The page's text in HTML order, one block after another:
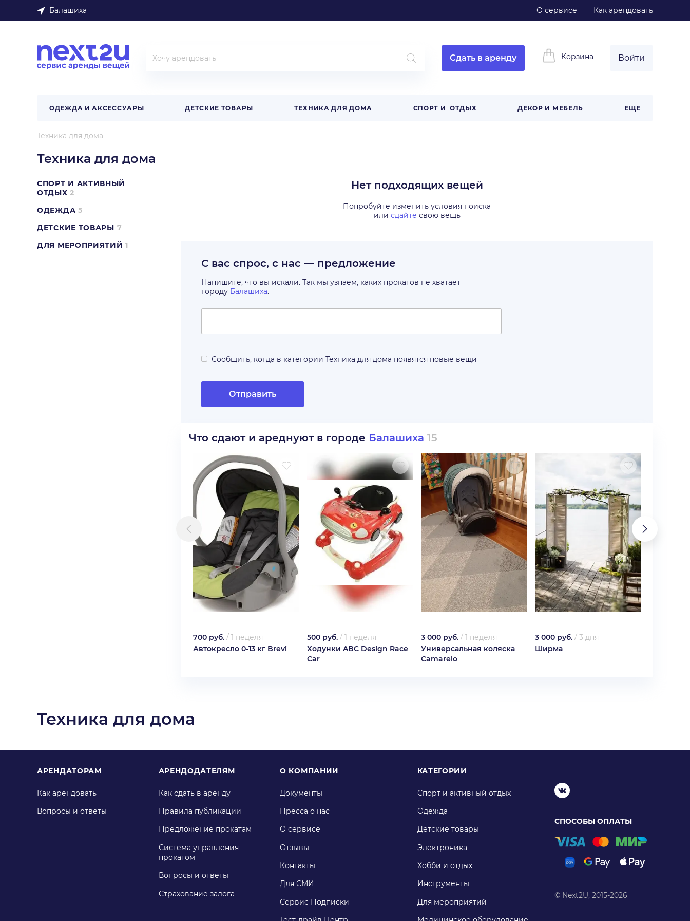
Балашиха О сервисе Как арендовать
Сдать в аренду Корзина Войти
ОДЕЖДА И АКСЕССУАРЫ ДЕТСКИЕ ТОВАРЫ ТЕХНИКА ДЛЯ ДОМА СПОРТ И ОТДЫХ ДЕКОР И МЕБЕЛЬ ЕЩЕ
Техника для дома
Техника для дома
СПОРТ И АКТИВНЫЙ
ОТДЫХ 2
ОДЕЖДА 5
ДЕТСКИЕ ТОВАРЫ 7
ДЛЯ МЕРОПРИЯТИЙ 1
Нет подходящих вещей
Попробуйте изменить условия поиска
или сдайте свою вещь
С вас спрос, с нас — предложение
Напишите, что вы искали. Так мы узнаем, каких прокатов не хватает
городу Балашиха.
Сообщить, когда в категории Техника для дома появятся новые вещи
Отправить
Что сдают и ареднуют в городе Балашиха 15
700 руб. / 1 неделя
Автокресло 0-13 кг Brevi
500 руб. / 1 неделя
Ходунки ABC Design Race
Car
3 000 руб. / 1 неделя
Универсальная коляска
Camarelo
3 000 руб. / 3 дня
Ширма
Техника для дома
АРЕНДАТОРАМ
Как арендовать
Вопросы и ответы
АРЕНДОДАТЕЛЯМ
Как сдать в аренду
Правила публикации
Предложение прокатам
Система управления
прокатом
Вопросы и ответы
Страхование залога
О КОМПАНИИ
Документы
Пресса о нас
О сервисе
Отзывы
Контакты
Для СМИ
Сервис Подписки
КАТЕГОРИИ
Спорт и активный отдых
Одежда
Детские товары
Электроника
Хобби и отдых
Инструменты
Для мероприятий
СПОСОБЫ ОПЛАТЫ
© Next2U, 2015-2026